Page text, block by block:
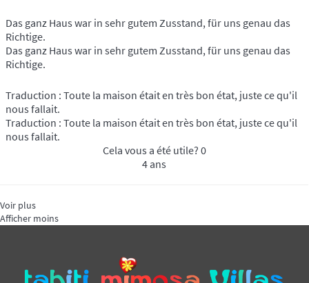
Das ganz Haus war in sehr gutem Zusstand, für uns genau das
Richtige.
Das ganz Haus war in sehr gutem Zusstand, für uns genau das
Richtige.
Traduction : Toute la maison était en très bon état, juste ce qu'il
nous fallait.
Traduction : Toute la maison était en très bon état, juste ce qu'il
nous fallait.
Cela vous a été utile? 0
4 ans
Voir plus
Afficher moins